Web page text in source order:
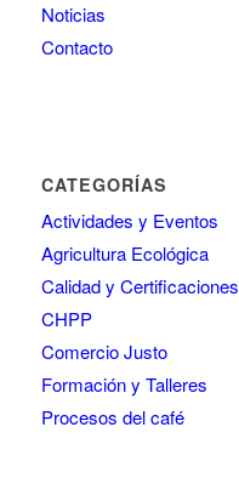
Noticias
Contacto
CATEGORÍAS
Actividades y Eventos
Agricultura Ecológica
Calidad y Certificaciones
CHPP
Comercio Justo
Formación y Talleres
Procesos del café